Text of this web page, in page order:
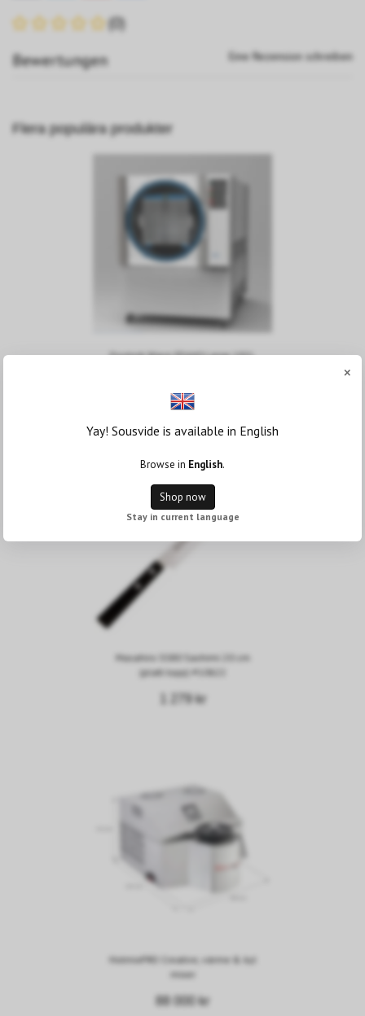
(0)
Bewertungen Eine Rezension schreiben
Flera populära produkter
Frystork Wave FD440 Large 192L
415 000 kr
Masahiro SS80 Sashimi 20 cm
(platt topp) #10622
1 279 kr
HotmixPRO Creative, värme & kyl
mixer
88 000 kr
×
Yay! Sousvide is available in English
Browse in English.
Shop now
Stay in current language